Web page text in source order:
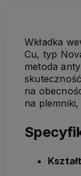
Wkładka
Cu, typ
metoda
na
na plemniki,